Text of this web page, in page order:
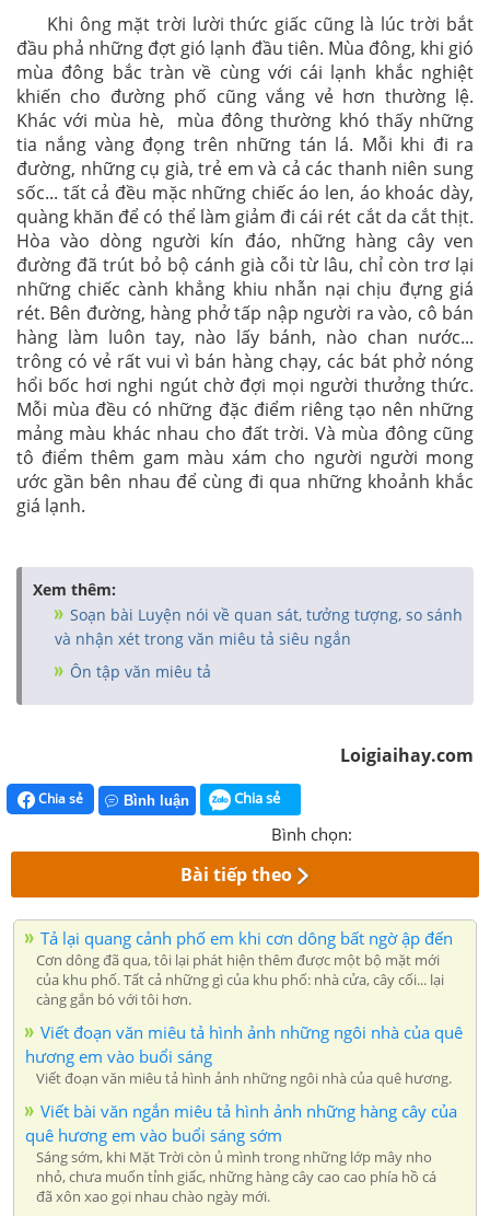
Khi ông mặt trời lười thức giấc cũng là lúc trời bắt
đầu phả những đợt gió lạnh đầu tiên. Mùa đông, khi gió
mùa đông bắc tràn về cùng với cái lạnh khắc nghiệt
khiến cho đường phố cũng vắng vẻ hơn thường lệ.
Khác với mùa hè, mùa đông thường khó thấy những
tia nắng vàng đọng trên những tán lá. Mỗi khi đi ra
đường, những cụ già, trẻ em và cả các thanh niên sung
sốc... tất cả đều mặc những chiếc áo len, áo khoác dày,
quàng khăn để có thể làm giảm đi cái rét cắt da cắt thịt.
Hòa vào dòng người kín đáo, những hàng cây ven
đường đã trút bỏ bộ cánh già cỗi từ lâu, chỉ còn trơ lại
những chiếc cành khẳng khiu nhẫn nại chịu đựng giá
rét. Bên đường, hàng phở tấp nập người ra vào, cô bán
hàng làm luôn tay, nào lấy bánh, nào chan nước...
trông có vẻ rất vui vì bán hàng chạy, các bát phở nóng
hổi bốc hơi nghi ngút chờ đợi mọi người thưởng thức.
Mỗi mùa đều có những đặc điểm riêng tạo nên những
mảng màu khác nhau cho đất trời. Và mùa đông cũng
tô điểm thêm gam màu xám cho người người mong
ước gần bên nhau để cùng đi qua những khoảnh khắc
giá lạnh.
Xem thêm:
Soạn bài Luyện nói về quan sát, tưởng tượng, so sánh
và nhận xét trong văn miêu tả siêu ngắn
Ôn tập văn miêu tả
Loigiaihay.com
Chia sẻ Bình luận Chia sẻ
Bình chọn:
Bài tiếp theo
Tả lại quang cảnh phố em khi cơn dông bất ngờ ập đến
Cơn dông đã qua, tôi lại phát hiện thêm được một bộ mặt mới
của khu phố. Tất cả những gì của khu phố: nhà cửa, cây cối... lại
càng gắn bó với tôi hơn.
Viết đoạn văn miêu tả hình ảnh những ngôi nhà của quê
hương em vào buổi sáng
Viết đoạn văn miêu tả hình ảnh những ngôi nhà của quê hương.
Viết bài văn ngắn miêu tả hình ảnh những hàng cây của
quê hương em vào buổi sáng sớm
Sáng sớm, khi Mặt Trời còn ủ mình trong những lớp mây nho
nhỏ, chưa muốn tỉnh giấc, những hàng cây cao cao phía hồ cá
đã xôn xao gọi nhau chào ngày mới.